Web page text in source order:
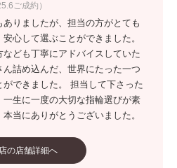
ご成約）
りましたが、担当の方がとても
心して選ぶことができました。
ども丁寧にアドバイスしていた
詰め込んだ、世界にたった一つ
できました。 担当して下さった
生に一度の大切な指輪選びが素
当にありがとうございました。
の店舗詳細へ